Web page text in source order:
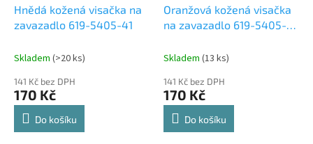
Hnědá kožená visačka na
zavazadlo 619-5405-41
Skladem (>20 ks)
141 Kč bez DPH
170 Kč
Do košíku
Oranžová kožená visačka
na zavazadlo 619-5405-
Skladem (13 ks)
141 Kč bez DPH
170 Kč
Do košíku